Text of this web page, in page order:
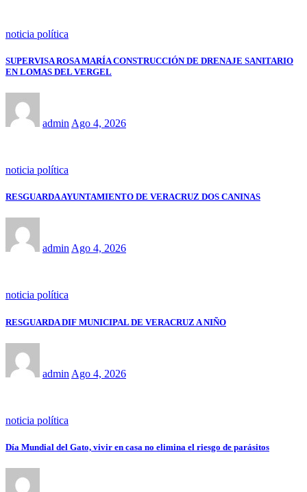
noticia política
SUPERVISA ROSA MARÍA CONSTRUCCIÓN DE DRENAJE SANITARIO
EN LOMAS DEL VERGEL
admin Ago 4, 2026
noticia política
RESGUARDA AYUNTAMIENTO DE VERACRUZ DOS CANINAS
adminAgo 4, 2026
noticia política
RESGUARDA DIF MUNICIPAL DE VERACRUZ A NIÑO
admin Ago 4, 2026
noticia política
Día Mundial del Gato, vivir en casa no elimina el riesgo de parásitos